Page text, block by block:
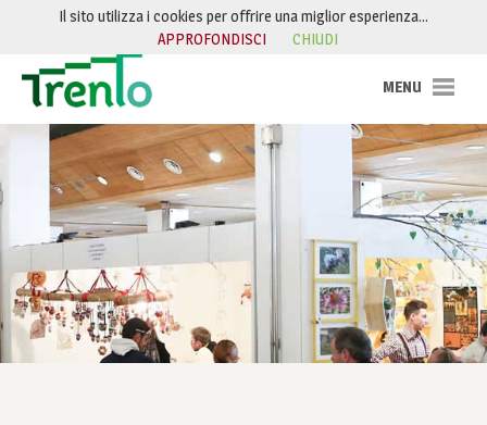
Salta al contenuto
Il sito utilizza i cookies per offrire una miglior esperienza…
APPROFONDISCI
CHIUDI